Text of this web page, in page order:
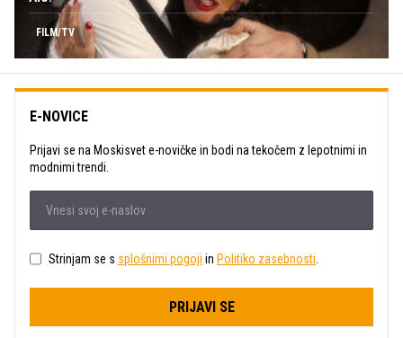
FILM/TV
E-NOVICE
Prijavi se na Moskisvet e-novičke in bodi na tekočem z lepotnimi in
modnimi trendi.
Strinjam se s splošnimi pogoji in Politiko zasebnosti
PRIJAVI SE